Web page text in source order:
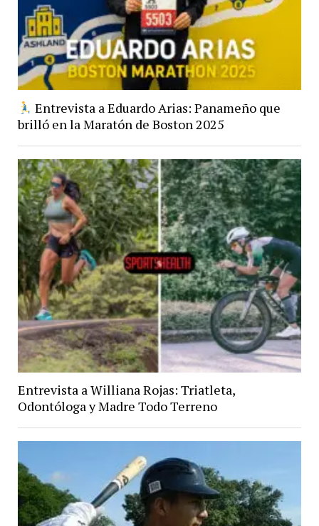
Entrevista a Eduardo Arias: Panameño que
brilló en la Maratón de Boston 2025
Entrevista a Williana Rojas: Triatleta,
Odontóloga y Madre Todo Terreno